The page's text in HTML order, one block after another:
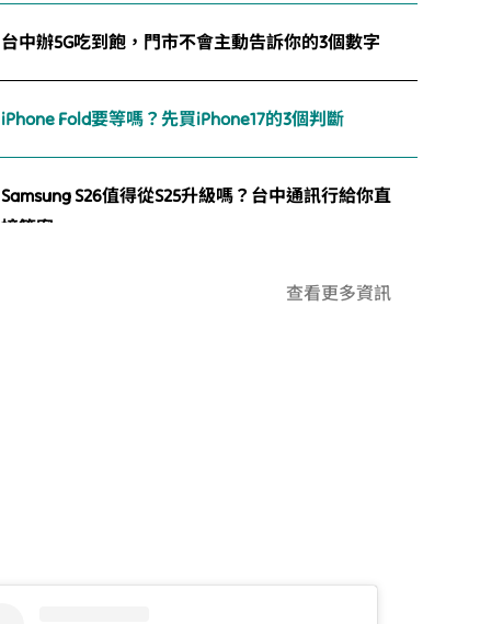
iPhone Fold要等嗎？先買iPhone17的3個判斷
Samsung S26值得從S25升級嗎？台中通訊行給你直
攜碼台哥大前必知的3件事：違約金、門號移轉、資
費落差
台中手機維修推薦｜換電池不想失去防水？專業設
查看更多資訊